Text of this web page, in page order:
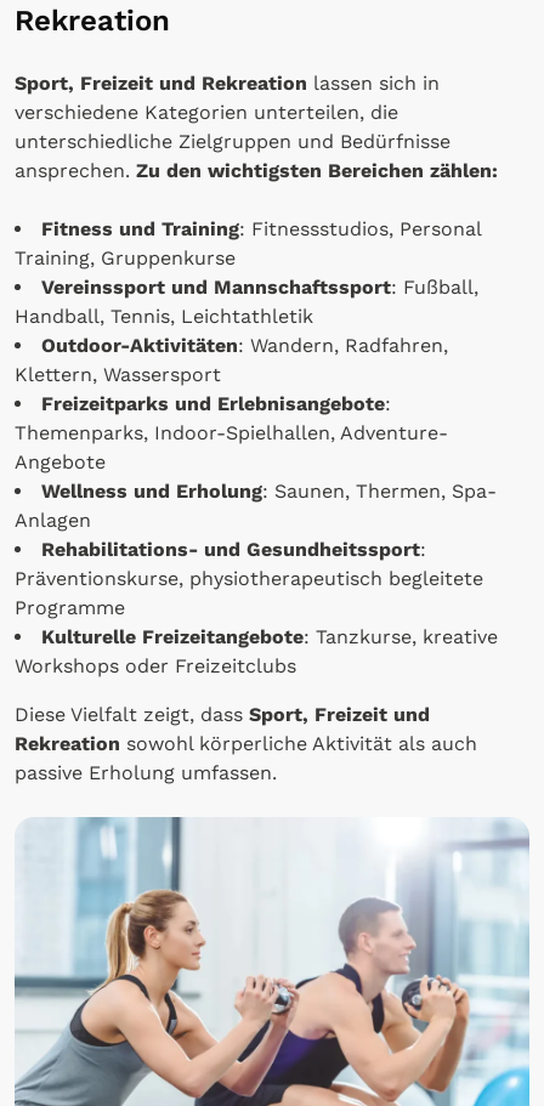
Rekreation
Sport, Freizeit und Rekreation lassen sich in
verschiedene Kategorien unterteilen, die
unterschiedliche Zielgruppen und Bedürfnisse
ansprechen. Zu den wichtigsten Bereichen zählen:
Fitness und Training: Fitnessstudios, Personal
Training, Gruppenkurse
Vereinssport und Mannschaftssport: Fußball,
Handball, Tennis, Leichtathletik
Outdoor-Aktivitäten: Wandern, Radfahren,
Klettern, Wassersport
Freizeitparks und Erlebnisangebote:
Themenparks, Indoor-Spielhallen, Adventure-
Angebote
Wellness und Erholung: Saunen, Thermen, Spa-
Anlagen
Rehabilitations- und Gesundheitssport:
Präventionskurse, physiotherapeutisch begleitete
Programme
Kulturelle Freizeitangebote: Tanzkurse, kreative
Workshops oder Freizeitclubs
Diese Vielfalt zeigt, dass Sport, Freizeit und
Rekreation sowohl körperliche Aktivität als auch
passive Erholung umfassen.